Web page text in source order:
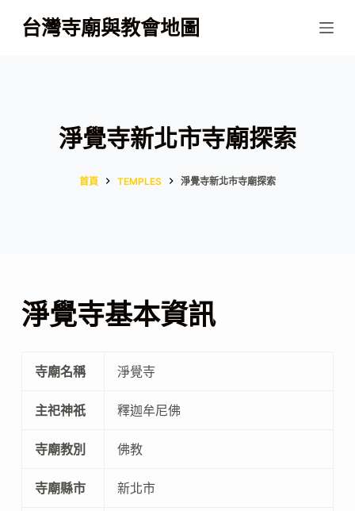
跳
至
台灣寺廟與教會地圖
淨覺寺新北市寺廟探索
首頁 TEMPLES 淨覺寺新北市寺廟探索
淨覺寺基本資訊
寺廟名稱 淨覺寺
主祀神祇 釋迦牟尼佛
寺廟教別 佛教
寺廟縣市 新北市